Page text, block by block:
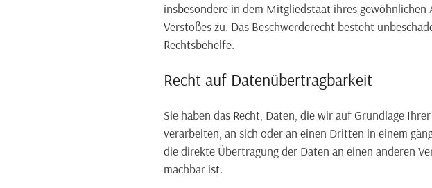
insbesondere in dem Mitgliedstaat ihres
Verstoßes zu. Das Beschwerderecht besteht
Rechtsbehelfe.
Recht auf Datenübertragbarkeit
Sie haben das Recht, Daten, die wir auf Grundlage
verarbeiten, an sich oder an einen Dritten in einem
die direkte Übertragung der Daten an einen anderen
machbar ist.